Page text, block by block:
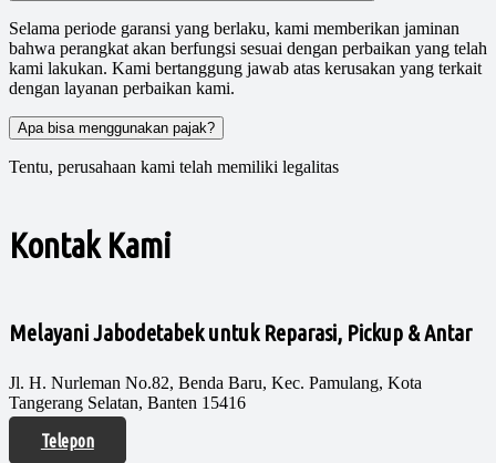
Selama periode garansi yang berlaku, kami memberikan jaminan
bahwa perangkat akan berfungsi sesuai dengan perbaikan yang telah
kami lakukan. Kami bertanggung jawab atas kerusakan yang terkait
dengan layanan perbaikan kami.
Apa bisa menggunakan pajak?
Tentu, perusahaan kami telah memiliki legalitas
Kontak Kami
Melayani Jabodetabek untuk Reparasi, Pickup & Antar
Jl. H. Nurleman No.82, Benda Baru, Kec. Pamulang, Kota
Tangerang Selatan, Banten 15416
Telepon